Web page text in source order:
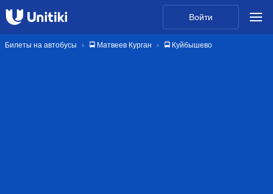
Войти
Билеты на автобусы 🚍 Матвеев Курган 🚍 Куйбышево